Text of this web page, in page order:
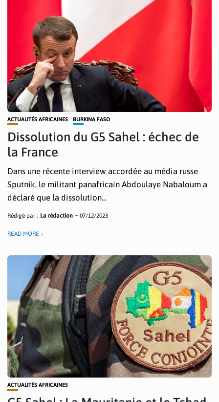
ACTUALITÉS AFRICAINES BURKINA FASO
Dissolution du G5 Sahel : échec de
la France
Dans une récente interview accordée au média russe
Sputnik, le militant panafricain Abdoulaye Nabaloum a
déclaré que la dissolution...
Rédigé par : La rédaction 07/12/2023
READ MORE
ACTUALITÉS AFRICAINES